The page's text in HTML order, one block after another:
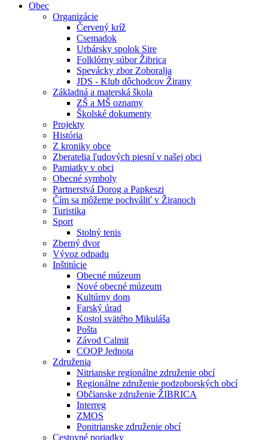
Obec
Organizácie
Červený kríž
Csemadok
Urbársky spolok Sire
Folklórny súbor Žibrica
Spevácky zbor Zoboralja
JDS - Klub dôchodcov Žirany
Základná a materská škola
ZŠ a MŠ oznamy
Školské dokumenty
Projekty
História
Z kroniky obce
Zberatelia ľudových piesní v našej obci
Pamiatky v obci
Obecné symboly
Partnerstvá Dorog a Papkeszi
Čím sa môžeme pochváliť v Žiranoch
Turistika
Sport
Stolný tenis
Zberný dvor
Vývoz odpadu
Inštitúcie
Obecné múzeum
Nové obecné múzeum
Kultúrny dom
Farský úrad
Kostol svätého Mikuláša
Pošta
Závod Calmit
COOP Jednota
Združenia
Nitrianske regionálne združenie obcí
Regionálne združenie podzoborských obcí
Občianske združenie ŽIBRICA
Interreg
ZMOS
Ponitrianske združenie obcí
Cestovné poriadky